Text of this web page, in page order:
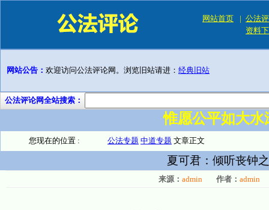
网站首页 | 公法
资料
网站公告： 欢迎访问公法评论网。浏览旧站请进： 经典旧站
公法评论网全站搜索：
惟愿公平如大
您现在的位置 : 公法专题 中道专题 文章正文
夏可君：倾听丧钟
来源： admin 作者： admin